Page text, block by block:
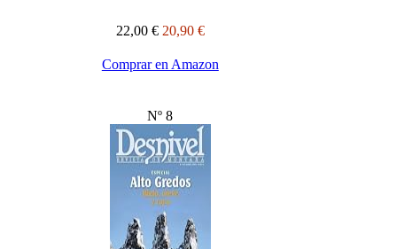
22,00 € 20,90 €
Comprar en Amazon
Nº 8